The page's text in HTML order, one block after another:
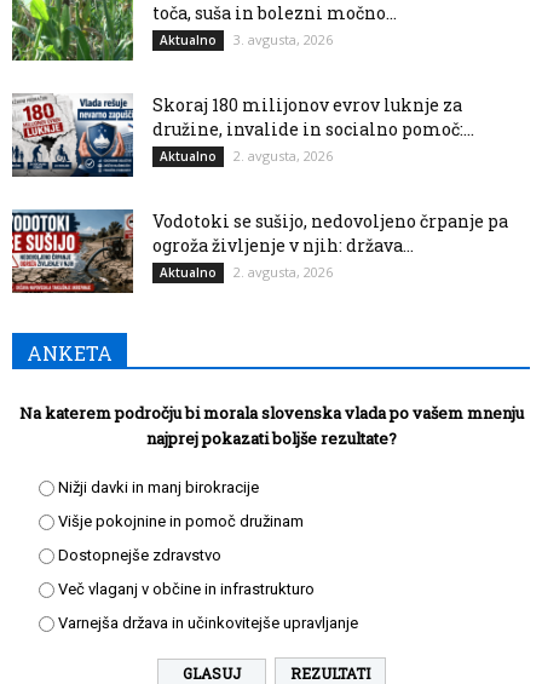
toča, suša in bolezni močno...
Aktualno 3. avgusta, 2026
Skoraj 180 milijonov evrov luknje za
družine, invalide in socialno pomoč:...
Aktualno 2. avgusta, 2026
Vodotoki se sušijo, nedovoljeno črpanje pa
ogroža življenje v njih: država...
Aktualno 2. avgusta, 2026
ANKETA
Na katerem področju bi morala slovenska vlada po vašem mnenju
najprej pokazati boljše rezultate?
Nižji davki in manj birokracije
Višje pokojnine in pomoč družinam
Dostopnejše zdravstvo
Več vlaganj v občine in infrastrukturo
Varnejša država in učinkovitejše upravljanje
REZULTATI